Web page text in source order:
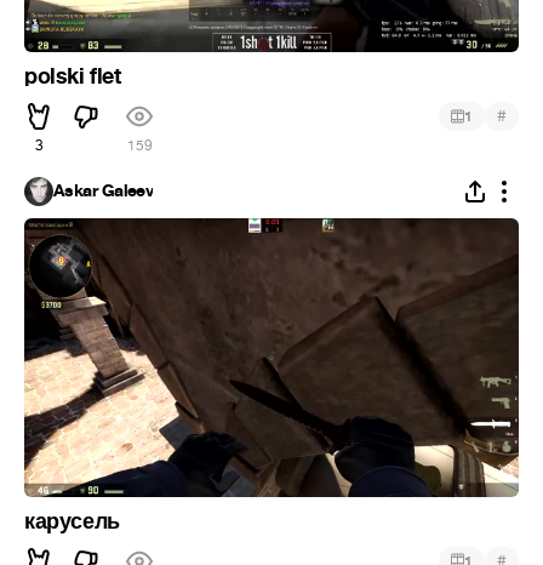
polski flet
3 159
1 #
Askar Galeev
карусель
1 #